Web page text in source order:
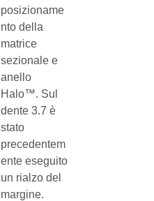
posizioname
nto della
matrice
sezionale e
anello
Halo™. Sul
dente 3.7 è
stato
precedentem
ente eseguito
un rialzo del
margine.